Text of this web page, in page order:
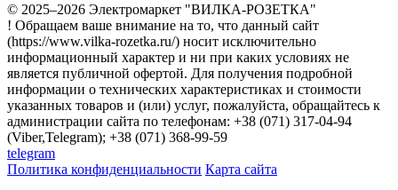
© 2025–2026 Электромаркет "ВИЛКА-РОЗЕТКА"
! Обращаем ваше внимание на то, что данный сайт
(https://www.vilka-rozetka.ru/) носит исключительно
информационный характер и ни при каких условиях не
является публичной офертой. Для получения подробной
информации о технических характеристиках и стоимости
указанных товаров и (или) услуг, пожалуйста, обращайтесь к
администрации сайта по телефонам: +38 (071) 317-04-94
(Viber,Telegram); +38 (071) 368-99-59
telegram
Политика конфиденциальности Карта сайта